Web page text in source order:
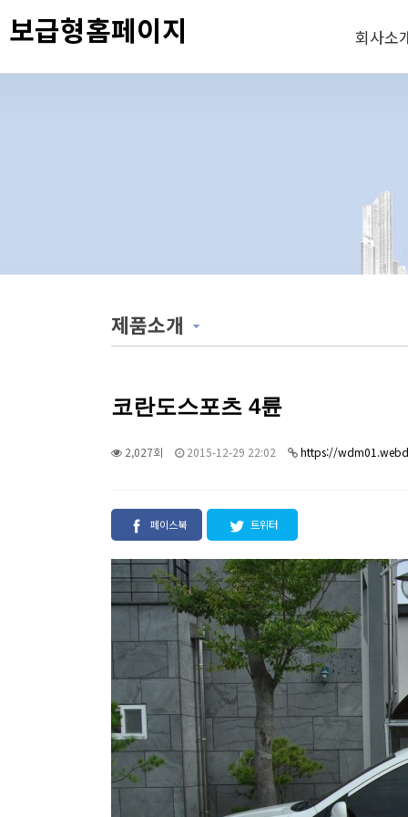
보급형홈페이지 회사소
제품소개
코란도스포츠 4륜
2,027회 2015-12-29 22:02 https://
페이스북 트위터